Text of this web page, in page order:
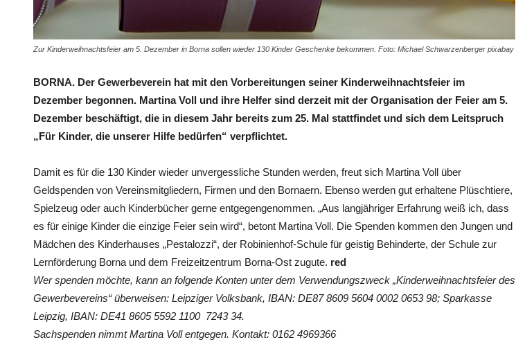
Zur Kinderweihnachtsfeier am 5. Dezember in Borna sollen wieder 130 Kinder Geschenke bekommen. Foto: Michael Schwarzenberger pixabay
BORNA. Der Gewerbeverein hat mit den Vorbereitungen seiner Kinderweihnachtsfeier im
Dezember begonnen. Martina Voll und ihre Helfer sind derzeit mit der Organisation der Feier am 5.
Dezember beschäftigt, die in diesem Jahr bereits zum 25. Mal stattfindet und sich dem Leitspruch
„Für Kinder, die unserer Hilfe bedürfen“ verpflichtet.
Damit es für die 130 Kinder wieder unvergessliche Stunden werden, freut sich Martina Voll über
Geldspenden von Vereinsmitgliedern, Firmen und den Bornaern. Ebenso werden gut erhaltene Plüschtiere,
Spielzeug oder auch Kinderbücher gerne entgegengenommen. „Aus langjähriger Erfahrung weiß ich, dass
es für einige Kinder die einzige Feier sein wird“, betont Martina Voll. Die Spenden kommen den Jungen und
Mädchen des Kinderhauses „Pestalozzi“, der Robinienhof-Schule für geistig Behinderte, der Schule zur
Lernförderung Borna und dem Freizeitzentrum Borna-Ost zugute. red
Wer spenden möchte, kann an folgende Konten unter dem Verwendungszweck „Kinderweihnachtsfeier des
Gewerbevereins“ überweisen: Leipziger Volksbank, IBAN: DE87 8609 5604 0002 0653 98; Sparkasse
Leipzig, IBAN: DE41 8605 5592 1100 7243 34.
Sachspenden nimmt Martina Voll entgegen. Kontakt: 0162 4969366